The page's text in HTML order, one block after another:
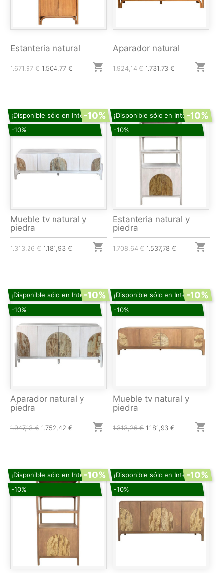
Estanteria natural
1.671,97 € 1.504,77 € 
Aparador natural
1.924,14 € 1.731,73 € 
¡Disponible sólo en Internet!
-10%
-10%
Mueble tv natural y
piedra
1.313,26 € 1.181,93 € 
¡Disponible sólo en Internet!
-10%
-10%
Estanteria natural y
piedra
1.708,64 € 1.537,78 € 
¡Disponible sólo en Internet!
-10%
-10%
Aparador natural y
piedra
1.947,13 € 1.752,42 € 
¡Disponible sólo en Internet!
-10%
-10%
Mueble tv natural y
piedra
1.313,26 € 1.181,93 € 
¡Disponible sólo en Internet!
-10%
-10%
¡Disponible sólo en Internet!
-10%
-10%